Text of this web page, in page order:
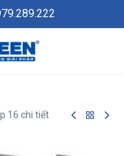
16 chi tiết